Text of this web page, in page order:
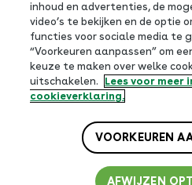
Volg ons op
inhoud en advertenties, de
video’s te bekijken en de optie
functies voor sociale media te
“Voorkeuren aanpassen” om
keuze te maken over welke
uitschakelen.
Lees voor
cookieverklaring.
VOORKEUREN
AFWIJZEN